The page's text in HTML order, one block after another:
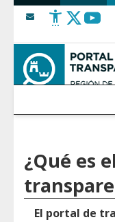
Saltar al contenido
¿Qué es
El portal de